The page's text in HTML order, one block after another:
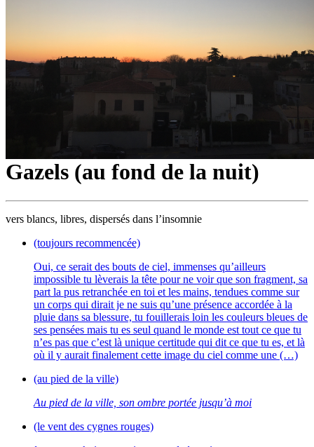
Gazels (au fond de la nuit)
vers blancs, libres, dispersés dans l’insomnie
(toujours recommencée)
Oui, ce serait des bouts de ciel, immenses qu’ailleurs
impossible tu lèverais la tête pour ne voir que son fragment, sa
part la pus retranchée en toi et les mains, tendues comme sur
un corps qui dirait je ne suis qu’une présence accordée à la
pluie dans sa blessure, tu fouillerais loin les couleurs bleues de
ses pensées mais tu es seul quand le monde est tout ce que tu
n’es pas que c’est là unique certitude qui dit ce que tu es, et là
où il y aurait finalement cette image du ciel comme une (…)
(au pied de la ville)
Au pied de la ville, son ombre portée jusqu’à moi
(le vent des cygnes rouges)